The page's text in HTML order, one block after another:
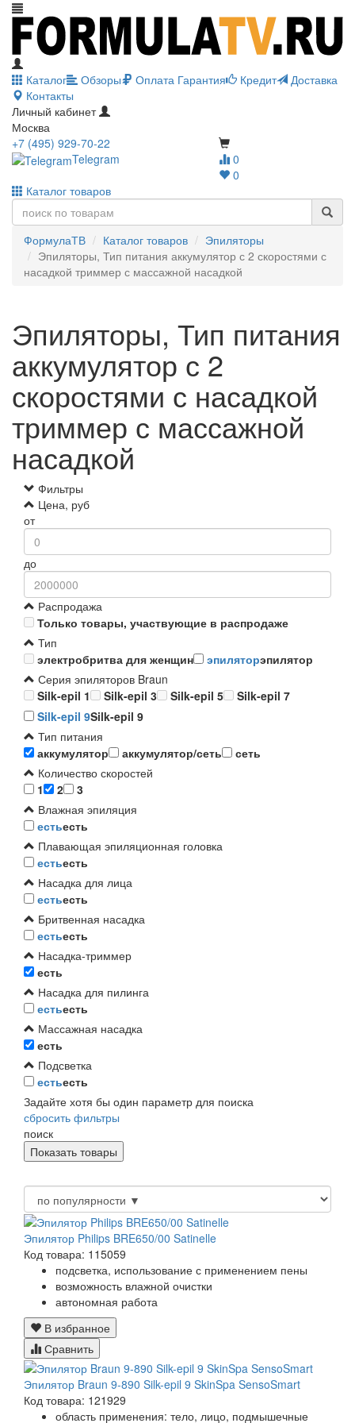
Каталог Обзоры Оплата Гарантия Кредит
Доставка
Контакты
Личный кабинет
Москва
0
0
+7 (495) 929-70-22
Telegram
Каталог товаров
ФормулаТВ Каталог товаров
Эпиляторы
Эпиляторы, Тип питания аккумулятор с 2 скоростями с
насадкой триммер с массажной насадкой
Эпиляторы, Тип питания
аккумулятор с 2
скоростями с насадкой
триммер с массажной
насадкой
Фильтры
Цена, руб
от
до
Распродажа
Только товары, участвующие в распродаже
Тип
электробритва для женщин
эпиляторэпилятор
Серия эпиляторов Braun
Silk-epil 1
Silk-epil 3 Silk-epil 5
Silk-epil 7
Silk-epil 9Silk-epil 9
Тип питания
аккумулятор
аккумулятор/сеть
сеть
Количество скоростей
1
2
3
Влажная эпиляция
естьесть
Плавающая эпиляционная головка
естьесть
Насадка для лица
естьесть
Бритвенная насадка
естьесть
Насадка-триммер
есть
Насадка для пилинга
естьесть
Массажная насадка
есть
Подсветка
естьесть
Задайте хотя бы один параметр для поиска
сбросить фильтры
поиск
Эпилятор Philips BRE650/00 Satinelle
Код товара: 115059
подсветка, использование с применением пены
возможность влажной очистки
автономная работа
В избранное
Сравнить
Эпилятор Braun 9-890 Silk-epil 9 SkinSpa SensoSmart
Код товара: 121929
область применения: тело, лицо, подмышечные